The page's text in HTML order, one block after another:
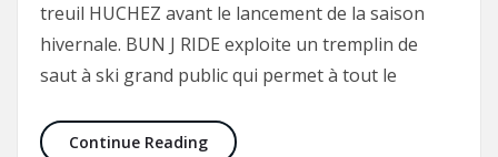
treuil HUCHEZ avant le lancement de la saison
hivernale. BUN J RIDE exploite un tremplin de
saut à ski grand public qui permet à tout le
Continue ReadingOpération maintenance en haute